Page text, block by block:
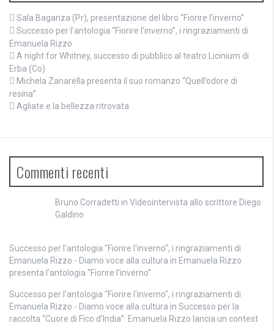
Sala Baganza (Pr), presentazione del libro “Fiorire l’inverno”
Successo per l’antologia “Fiorire l’inverno”, i ringraziamenti di
Emanuela Rizzo
A night for Whitney, successo di pubblico al teatro Licinium di
Erba (Co)
Michela Zanarella presenta il suo romanzo “Quell’odore di
resina”
Agliate e la bellezza ritrovata
Commenti recenti
Bruno Corradetti in Videointervista allo scrittore Diego
Galdino
Successo per l'antologia "Fiorire l'inverno", i ringraziamenti di
Emanuela Rizzo - Diamo voce alla cultura in Emanuela Rizzo
presenta l’antologia “Fiorire l’inverno”
Successo per l'antologia "Fiorire l'inverno", i ringraziamenti di
Emanuela Rizzo - Diamo voce alla cultura in Successo per la
raccolta “Cuore di Fico d’India”: Emanuela Rizzo lancia un contest